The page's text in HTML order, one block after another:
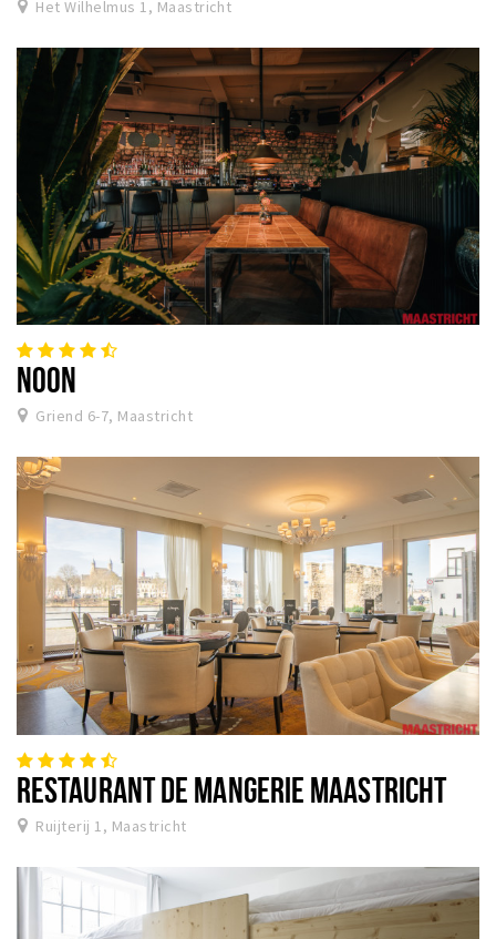
Het Wilhelmus 1, Maastricht
NOON
Griend 6-7, Maastricht
RESTAURANT DE MANGERIE MAASTRICHT
Ruijterij 1, Maastricht